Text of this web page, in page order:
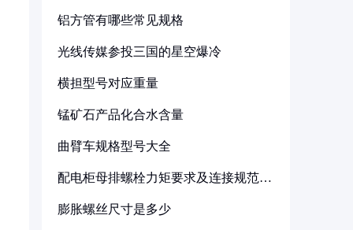
铝方管有哪些常见规格
光线传媒参投三国的星空爆冷
横担型号对应重量
锰矿石产品化合水含量
曲臂车规格型号大全
配电柜母排螺栓力矩要求及连接规范详
膨胀螺丝尺寸是多少